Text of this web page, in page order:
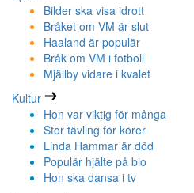
Bilder ska visa idrott
Bråket om VM är slut
Haaland är populär
Bråk om VM i fotboll
Mjällby vidare i kvalet
Kultur
Hon var viktig för många
Stor tävling för körer
Linda Hammar är död
Populär hjälte på bio
Hon ska dansa i tv